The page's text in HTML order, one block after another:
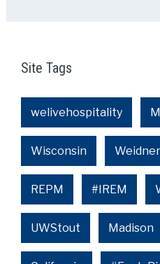
Site Tags
welivehospitality
Wisconsin Weidner
REPM #IREM
UWStout Madison